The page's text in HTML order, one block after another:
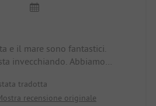
e il mare sono fantastici.
invecchiando. Abbiamo
(tutta l'area della spiaggia, i
il ristorante, il mini market)
tradotta
recensione originale